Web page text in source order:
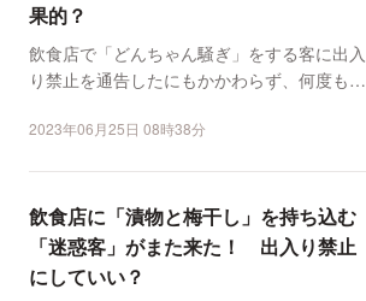
果的？
飲食店で「どんちゃん騒ぎ」をする客に出入
り禁止を通告したにもかかわらず、何度も来
2023年06月25日 08時38分
飲食店に「漬物と梅干し」を持ち込む
「迷惑客」がまた来た！ 出入り禁止
にしていい？